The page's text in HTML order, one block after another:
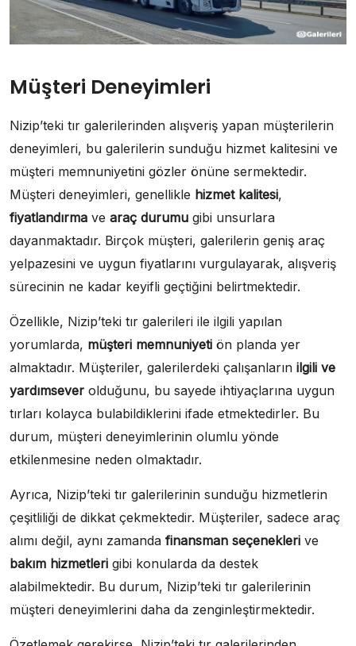
Müşteri Deneyimleri
Nizip’teki tır galerilerinden alışveriş yapan müşterilerin
deneyimleri, bu galerilerin sunduğu hizmet kalitesini ve
müşteri memnuniyetini gözler önüne sermektedir.
Müşteri deneyimleri, genellikle hizmet kalitesi,
fiyatlandırma ve araç durumu gibi unsurlara
dayanmaktadır. Birçok müşteri, galerilerin geniş araç
yelpazesini ve uygun fiyatlarını vurgulayarak, alışveriş
sürecinin ne kadar keyifli geçtiğini belirtmektedir.
Özellikle, Nizip’teki tır galerileri ile ilgili yapılan
yorumlarda, müşteri memnuniyeti ön planda yer
almaktadır. Müşteriler, galerilerdeki çalışanların ilgili ve
yardımsever olduğunu, bu sayede ihtiyaçlarına uygun
tırları kolayca bulabildiklerini ifade etmektedirler. Bu
durum, müşteri deneyimlerinin olumlu yönde
etkilenmesine neden olmaktadır.
Ayrıca, Nizip’teki tır galerilerinin sunduğu hizmetlerin
çeşitliliği de dikkat çekmektedir. Müşteriler, sadece araç
alımı değil, aynı zamanda finansman seçenekleri ve
bakım hizmetleri gibi konularda da destek
alabilmektedir. Bu durum, Nizip’teki tır galerilerinin
müşteri deneyimlerini daha da zenginleştirmektedir.